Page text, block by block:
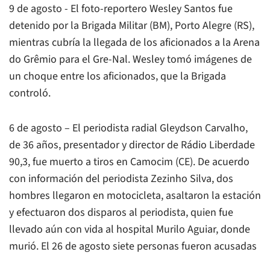
9 de agosto - El foto-reportero Wesley Santos fue
detenido por la Brigada Militar (BM), Porto Alegre (RS),
mientras cubría la llegada de los aficionados a la Arena
do Grêmio para el Gre-Nal. Wesley tomó imágenes de
un choque entre los aficionados, que la Brigada
controló.
6 de agosto – El periodista radial Gleydson Carvalho,
de 36 años, presentador y director de Rádio Liberdade
90,3, fue muerto a tiros en Camocim (CE). De acuerdo
con información del periodista Zezinho Silva, dos
hombres llegaron en motocicleta, asaltaron la estación
y efectuaron dos disparos al periodista, quien fue
llevado aún con vida al hospital Murilo Aguiar, donde
murió. El 26 de agosto siete personas fueron acusadas